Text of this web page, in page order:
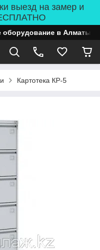
на замер и
в Алматы
Картотека КР-5